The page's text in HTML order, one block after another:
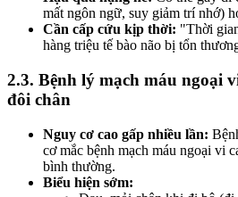
mất ngôn ngữ, suy giảm trí nhớ)
Cần cấp cứu kịp thời: "Thời
hàng triệu tế bào não bị tổn
2.3. Bệnh lý mạch máu ngoại
đôi chân
Nguy cơ cao gấp nhiều lần:
cơ mắc bệnh mạch máu ngoại vi
bình thường.
Biểu hiện sớm: